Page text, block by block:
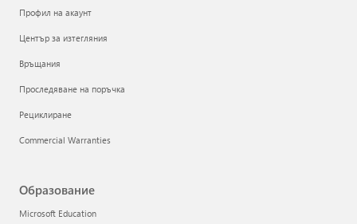
Профил на акаунт
Център за изтегляния
Връщания
Проследяване на поръчка
Рециклиране
Commercial Warranties
Образование
Microsoft Education